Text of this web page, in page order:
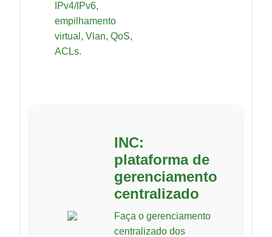
IPv4/IPv6,
empilhamento
virtual, Vlan, QoS,
ACLs.
INC:
plataforma de
gerenciamento
centralizado
Faça o gerenciamento
centralizado dos